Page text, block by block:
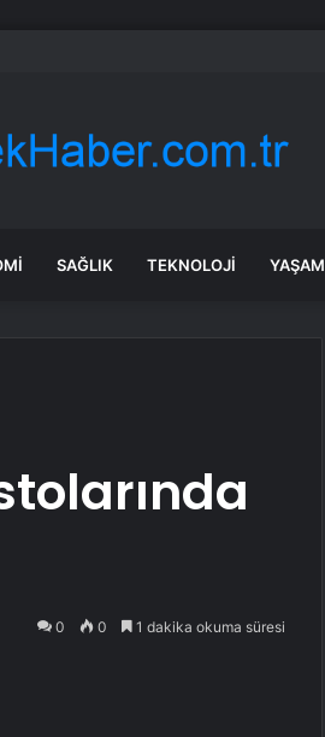
eri hayatını kaybetti
SAĞLIK TEKNOLOJI YAŞAM
0 0 1 dakika okuma süresi